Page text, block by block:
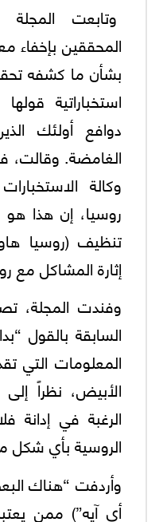
وتابعت
المحققين بإخفاء
بشأن ما كشفه
استخباراتية
دوافع أولئك
الغامضة. وقالت،
وكالة
روسيا، إن هذا
تنظيف (روسيا
إثارة المشاكل مع
وفندت المجلة،
السابقة بالقول
المعلومات التي
الأبيض، نظراً
الرغبة في إدانة
الروسية بأي شكل
وأردفت “هناك
أي آيه”) ممن